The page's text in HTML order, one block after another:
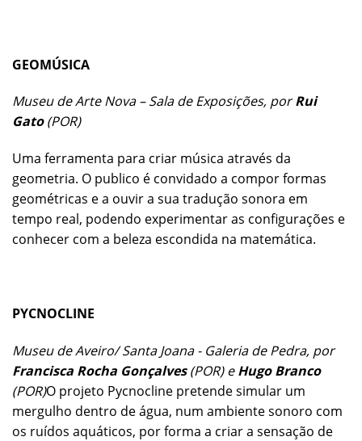
GEOMÚSICA
Museu de Arte Nova – Sala de Exposições, porRui
Gato(POR)
Uma ferramenta para criar música através da
geometria. O publico é convidado a compor formas
geométricas e a ouvir a sua tradução sonora em
tempo real, podendo experimentar as configurações e
conhecer com a beleza escondida na matemática.
PYCNOCLINE
Museu de Aveiro/ Santa Joana - Galeria de Pedra, por
Francisca Rocha Gonçalves(POR) eHugo Branco
(POR)O projeto Pycnocline pretende simular um
mergulho dentro de água, num ambiente sonoro com
os ruídos aquáticos, por forma a criar a sensação de